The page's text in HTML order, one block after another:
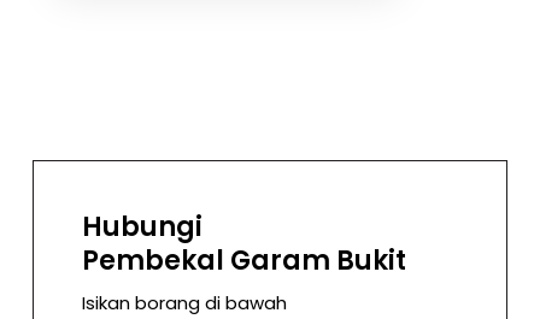
Hubungi
Pembekal Garam Bukit
Isikan borang di bawah